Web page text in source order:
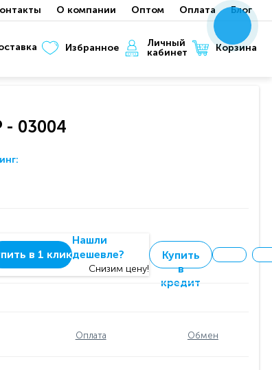
О компании Оптом Оплата Блог
Избранное
Личный
кабинет
Корзина
- 03004
в 1 клик
Нашли
дешевле?
Снизим цену!
Купить
в
кредит
Оплата Обмен
xxx